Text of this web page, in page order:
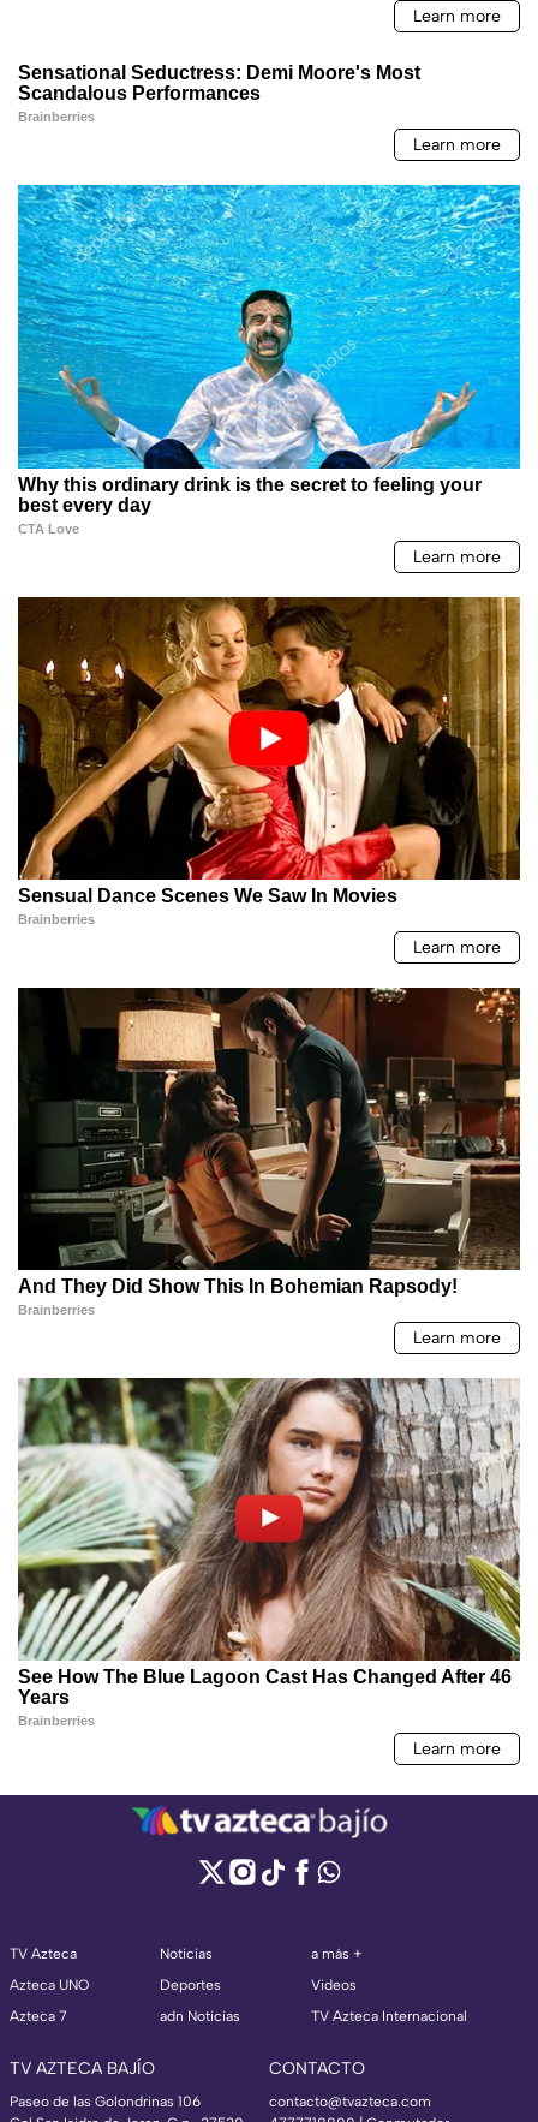
TV Azteca
Azteca UNO
Azteca 7
Noticias
Deportes
adn Noticias
a más +
Videos
TV Azteca Internacional
TV AZTECA BAJÍO
Paseo de las Golondrinas 106
CONTACTO
contacto@tvazteca.com